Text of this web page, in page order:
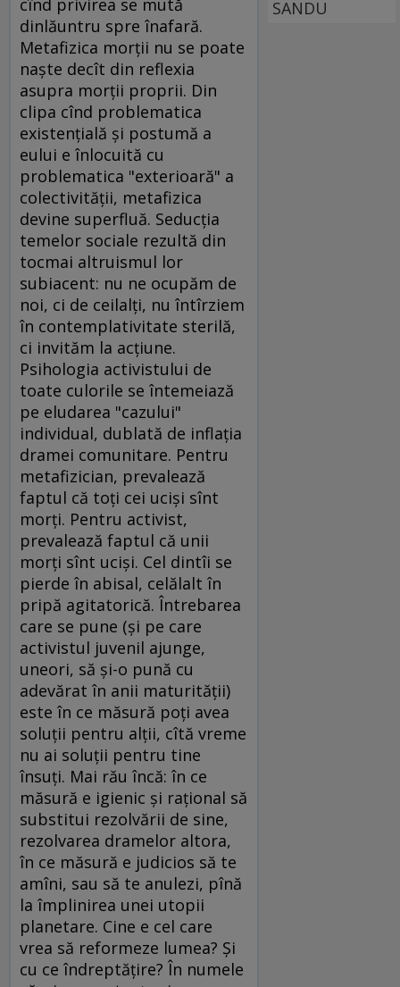
cînd privirea se mută
dinlăuntru spre înafară.
Metafizica morţii nu se poate
naşte decît din reflexia
asupra morţii proprii. Din
clipa cînd problematica
existenţială şi postumă a
eului e înlocuită cu
problematica "exterioară" a
colectivităţii, metafizica
devine superfluă. Seducţia
temelor sociale rezultă din
tocmai altruismul lor
subiacent: nu ne ocupăm de
noi, ci de ceilalţi, nu întîrziem
în contemplativitate sterilă,
ci invităm la acţiune.
Psihologia activistului de
toate culorile se întemeiază
pe eludarea "cazului"
individual, dublată de inflaţia
dramei comunitare. Pentru
metafizician, prevalează
faptul că toţi cei ucişi sînt
morţi. Pentru activist,
prevalează faptul că unii
morţi sînt ucişi. Cel dintîi se
pierde în abisal, celălalt în
pripă agitatorică. Întrebarea
care se pune (şi pe care
activistul juvenil ajunge,
uneori, să şi-o pună cu
adevărat în anii maturităţii)
este în ce măsură poţi avea
soluţii pentru alţii, cîtă vreme
nu ai soluţii pentru tine
însuţi. Mai rău încă: în ce
măsură e igienic şi raţional să
substitui rezolvării de sine,
rezolvarea dramelor altora,
în ce măsură e judicios să te
amîni, sau să te anulezi, pînă
la împlinirea unei utopii
planetare. Cine e cel care
vrea să reformeze lumea? Şi
cu ce îndreptăţire? În numele
SANDU